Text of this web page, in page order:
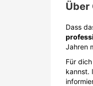
Über
Dass
Jahren
Für
kannst.